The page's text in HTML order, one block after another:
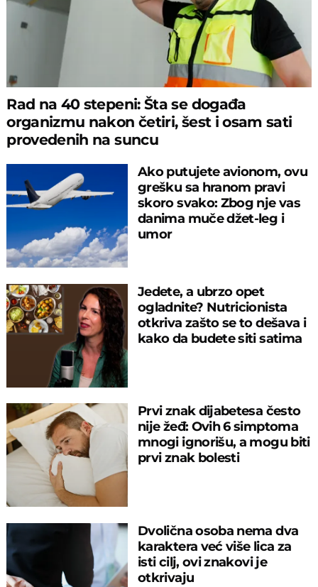
Rad na 40 stepeni: Šta se događa
organizmu nakon četiri, šest i osam sati
provedenih na suncu
Ako putujete avionom, ovu
grešku sa hranom pravi
skoro svako: Zbog nje vas
danima muče džet-leg i
umor
Jedete, a ubrzo opet
ogladnite? Nutricionista
otkriva zašto se to dešava i
kako da budete siti satima
Prvi znak dijabetesa često
nije žeđ: Ovih 6 simptoma
mnogi ignorišu, a mogu biti
prvi znak bolesti
Dvolična osoba nema dva
karaktera već više lica za
isti cilj, ovi znakovi je
otkrivaju